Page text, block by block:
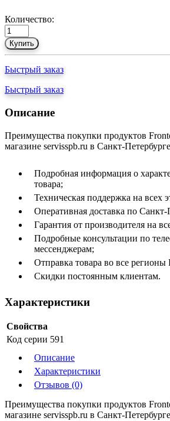
Количество:
Купить
Быстрый заказ
Быстрый заказ
Описание
Преимущества покупки продуктов
магазине servisspb.ru в Санкт-
Подробная информация о
товара;
Техническая поддержка на всех
Оперативная доставка по Санкт-
Гарантия от производителя на
Подробные консультации по
мессенджерам;
Отправка товара во все
Скидки постоянным клиентам.
Характеристики
Свойства
Код серии 591
Описание
Характеристики
Отзывов (0)
Преимущества покупки продуктов
магазине servisspb.ru в Санкт-